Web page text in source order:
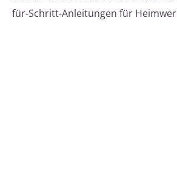
für-Schritt-Anleitungen für